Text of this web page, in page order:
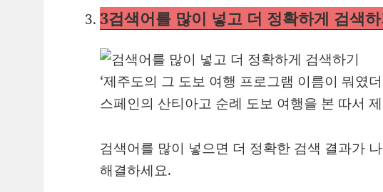
3검색어를 많이 넣고 더 정확하게 검색
‘제주도의 그 도보 여행 프로그램 이름이 뭐였
스페인의 산티아고 순례 도보 여행을 본 따서
검색어를 많이 넣으면 더 정확한 검색 결과가
해결하세요.